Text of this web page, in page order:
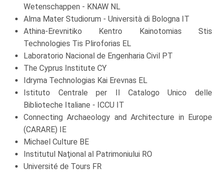
Wetenschappen - KNAW NL
Alma Mater Studiorum - Università di Bologna IT
Athina-Erevnitiko Kentro Kainotomias Stis
Technologies Tis Pliroforias EL
Laboratorio Nacional de Engenharia Civil PT
The Cyprus Institute CY
Idryma Technologias Kai Erevnas EL
Istituto Centrale per Il Catalogo Unico delle
Biblioteche Italiane - ICCU IT
Connecting Archaeology and Architecture in Europe
(CARARE) IE
Michael Culture BE
Institutul Naţional al Patrimoniului RO
Université de Tours FR